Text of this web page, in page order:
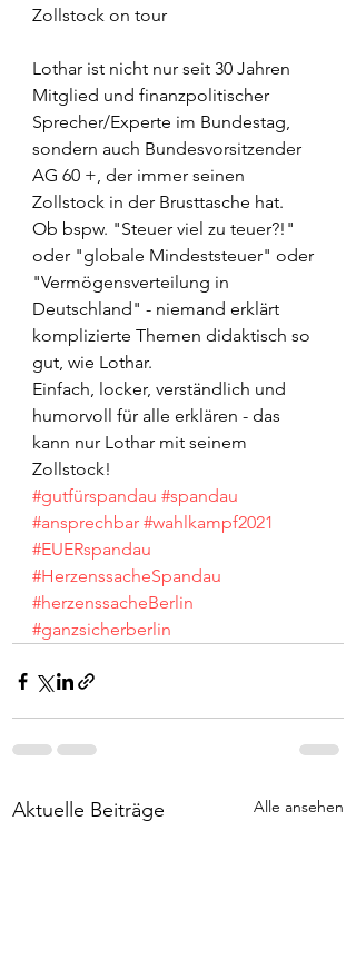
Zollstock on tour
Lothar ist nicht nur seit 30 Jahren
Mitglied und finanzpolitischer
Sprecher/Experte im Bundestag,
sondern auch Bundesvorsitzender
AG 60 +, der immer seinen
Zollstock in der Brusttasche hat.
Ob bspw. "Steuer viel zu teuer?!"
oder "globale Mindeststeuer" oder
"Vermögensverteilung in
Deutschland" - niemand erklärt
komplizierte Themen didaktisch so
gut, wie Lothar.
Einfach, locker, verständlich und
humorvoll für alle erklären - das
kann nur Lothar mit seinem
Zollstock!
#gutfürspandau #spandau
#ansprechbar #wahlkampf2021
#EUERspandau
#HerzenssacheSpandau
#herzenssacheBerlin
#ganzsicherberlin
Aktuelle Beiträge Alle ansehen